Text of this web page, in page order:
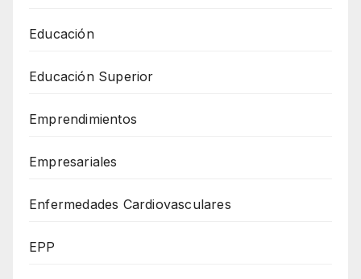
Educación
Educación Superior
Emprendimientos
Empresariales
Enfermedades Cardiovasculares
EPP